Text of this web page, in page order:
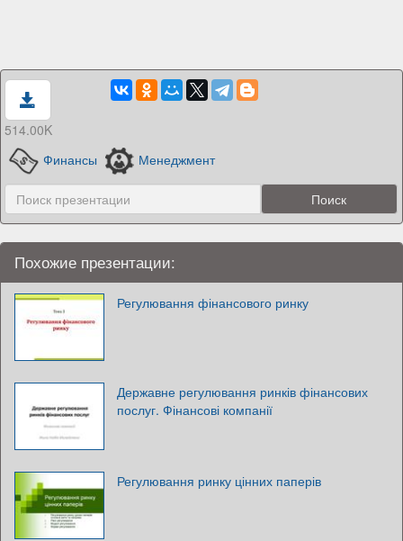
514.00K
Финансы
Менеджмент
Похожие презентации:
Регулювання фінансового ринку
Державне регулювання ринків фінансових
послуг. Фінансові компанії
Регулювання ринку цінних паперів